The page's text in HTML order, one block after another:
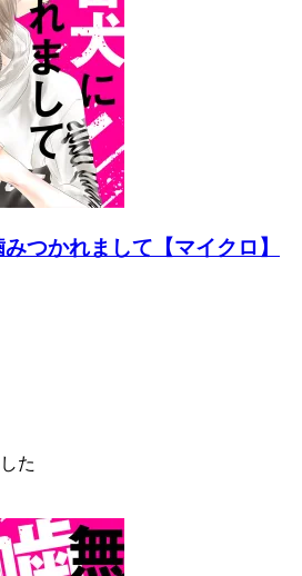
つかれまして【マイクロ】
た